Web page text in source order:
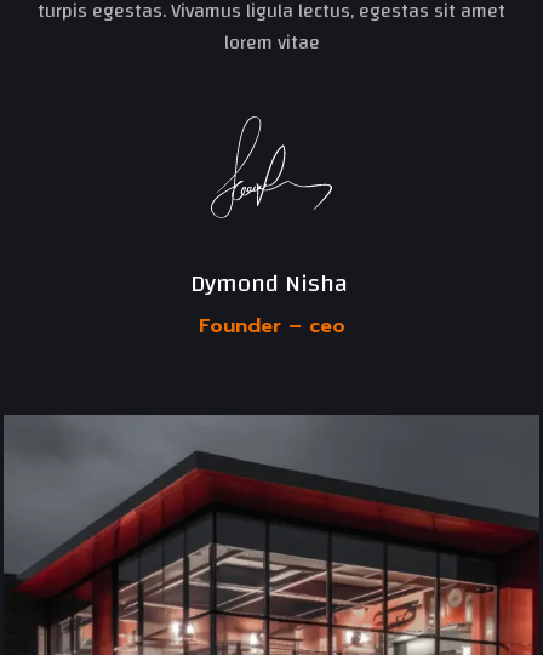
turpis egestas. Vivamus ligula lectus, egestas sit amet
lorem vitae
Dymond Nisha
Founder – ceo